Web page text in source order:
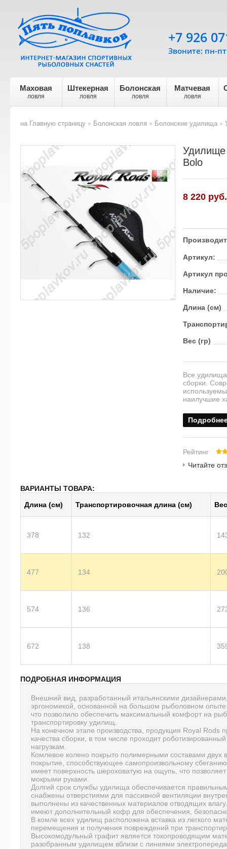
Маховая
ловля
Штекерная
ловля
Болонская
ловля
Матчевая
ловля
+7 926
Звоните: пн-
на Главную страницу
Болонская ловля
Болонские удилища
Удилище
Bolo
8 220 руб.
Артикул:
Артикул
Наличие:
Длина (см)
Вес (гр)
Все
сборки.
наилучшие
Рейтинг
Читайте
ВАРИАНТЫ ТОВАРА:
Длина (см)
Транс­пор­тиро­воч­ная длина (см)
378 132
477 134
574 136
672 138
ПОДРОБНАЯ ИНФОРМАЦИЯ
Внешний вид, разработанный итальянскими
эргономикой, основанной на большом рыболовном
что позволило обеспечить максимальный комфорт на
транспортировку удилищ.
На конечном этапе производства, продукция Royal Rods
качества сборки, в том числе проходит
нагрузкам.
Комлевое колено покрыто полимерными составами двух
покрытие, способствующее самопроизвольному
имеет поверхность шероховатую на ощупь, что
мокрыми руками.
Долгий срок службы удилища обеспечивается
снабжены отверстиями для пассивной вентиляции
выполнены из качественных материалов отводящих
имеют дополнительный кофр для обеспечения,
В комле всех удилищ расположена вставка из легкого
перемещения и получения повреждений при
Высокомодульный графит является токопроводящим
разобранным удилищем вблизи с линиями